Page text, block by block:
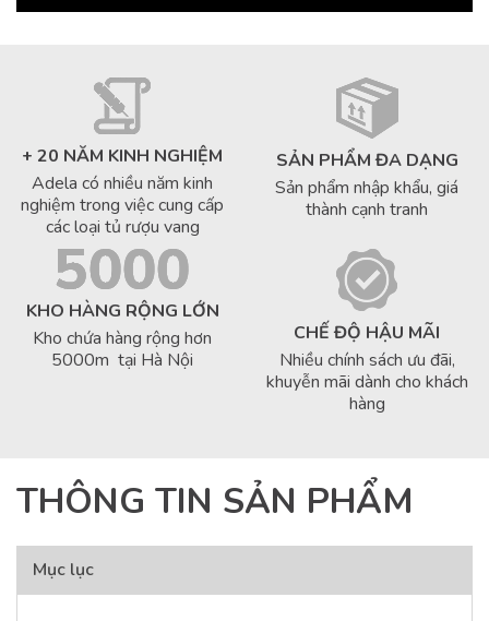
+ 20 NĂM KINH NGHIỆM
Adela có nhiều năm kinh
nghiệm trong việc cung cấp
các loại tủ rượu vang
SẢN PHẨM ĐA DẠNG
Sản phẩm nhập khẩu, giá
thành cạnh tranh
KHO HÀNG RỘNG LỚN
Kho chứa hàng rộng hơn
5000m tại Hà Nội
CHẾ ĐỘ HẬU MÃI
Nhiều chính sách ưu đãi,
khuyễn mãi dành cho khách
hàng
THÔNG TIN SẢN PHẨM
Mục lục